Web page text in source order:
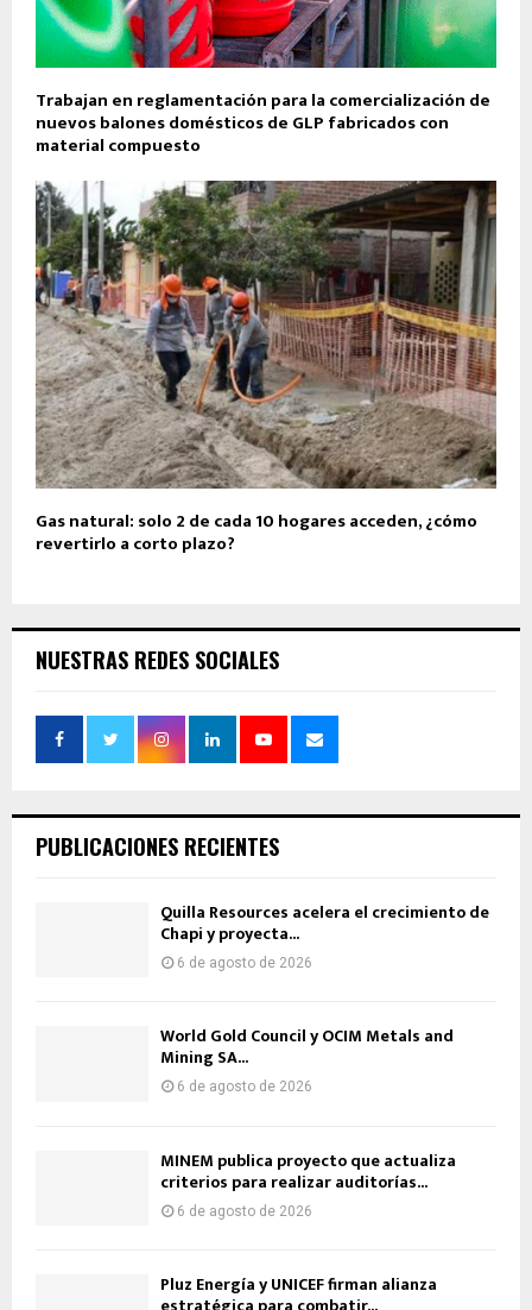
Trabajan en reglamentación para la comercialización de
nuevos balones domésticos de GLP fabricados con
material compuesto
Gas natural: solo 2 de cada 10 hogares acceden, ¿cómo
revertirlo a corto plazo?
NUESTRAS REDES SOCIALES
PUBLICACIONES RECIENTES
Quilla Resources acelera el crecimiento de
Chapi y proyecta...
6 de agosto de 2026
World Gold Council y OCIM Metals and
Mining SA...
6 de agosto de 2026
MINEM publica proyecto que actualiza
criterios para realizar auditorías...
6 de agosto de 2026
Pluz Energía y UNICEF firman alianza